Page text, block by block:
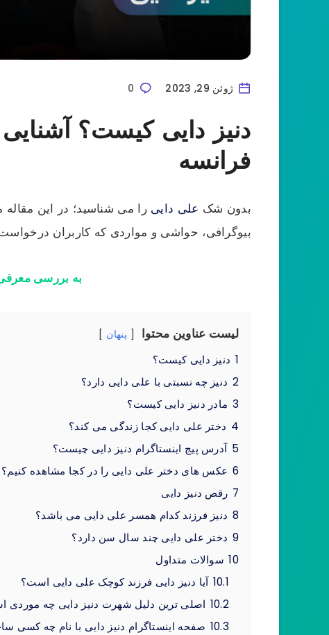
ژوئن 29, 2023 0
دنیز دایی کیست؟
فرانسه
بدون شک علی دایی را می شناسید؛ در این
بیوگرافی، حواشی و مواردی که کاربران
به بررسی
لیست عناوین محتوا پنهان
1 دنیز دایی کیست؟
2 دنیز چه نسبتی با علی دایی دارد؟
3 مادر دنیز دایی کیست؟
4 دختر علی دایی کجا زندگی می کند؟
5 آدرس پیج اینستاگرام دنیز دایی چیست؟
6 عکس های دختر علی دایی را در کجا مشاهده کنیم؟
7 رقص دنیز دایی
8 دنیز فرزند کدام همسر علی دایی می باشد؟
9 دختر علی دایی چند سال سن دارد؟
10 سوالات متداول
10.1 آیا دنیز دایی فرزند کوچک علی دایی است؟
10.2 اصلی ترین دلیل شهرت دنیز دایی چه موردی
10.3 صفحه اینستاگرام دنیز دایی با نام چه کسی